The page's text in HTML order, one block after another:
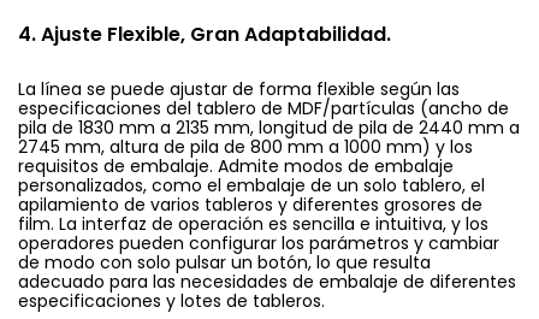
4.Ajuste Flexible, Gran Adaptabilidad.
La línea se puede ajustar de forma flexible según las
especificaciones del tablero de MDF/partículas (ancho de
pila de 1830 mm a 2135 mm, longitud de pila de 2440 mm a
2745 mm, altura de pila de 800 mm a 1000 mm) y los
requisitos de embalaje. Admite modos de embalaje
personalizados, como el embalaje de un solo tablero, el
apilamiento de varios tableros y diferentes grosores de
film. La interfaz de operación es sencilla e intuitiva, y los
operadores pueden configurar los parámetros y cambiar
de modo con solo pulsar un botón, lo que resulta
adecuado para las necesidades de embalaje de diferentes
especificaciones y lotes de tableros.